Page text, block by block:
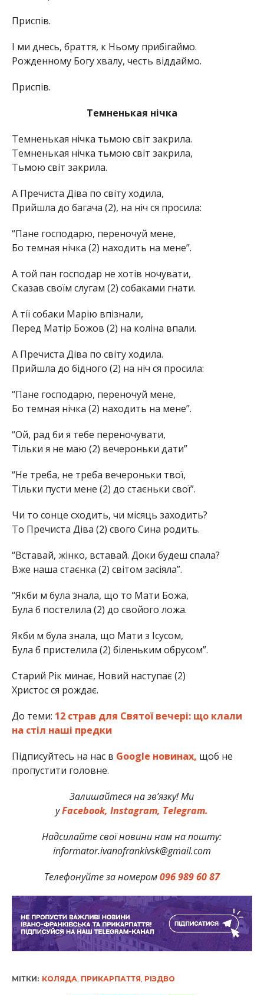
Приспів.
І ми днесь, браття, к Ньому прибігаймо.
Рожденному Богу хвалу, честь віддаймо.
Приспів.
Темненькая нічка
Темненькая нічка тьмою світ закрила.
Темненькая нічка тьмою світ закрила,
Тьмою світ закрила.
А Пречиста Діва по світу ходила,
Прийшла до багача (2), на ніч ся просила:
“Пане господарю, переночуй мене,
Бо темная нічка (2) находить на мене”.
А той пан господар не хотів ночувати,
Сказав своїм слугам (2) собаками гнати.
А тії собаки Марію впізнали,
Перед Матір Божов (2) на коліна впали.
А Пречиста Діва по світу ходила.
Прийшла до бідного (2) на ніч ся просила:
“Пане господарю, переночуй мене,
Бо темная нічка (2) находить на мене”.
“Ой, рад би я тебе переночувати,
Тільки я не маю (2) вечероньки дати”
“Не треба, не треба вечероньки твої,
Тільки пусти мене (2) до стаєньки свої”.
Чи то сонце сходить, чи місяць заходить?
То Пречиста Діва (2) свого Сина родить.
“Вставай, жінко, вставай. Доки будеш спала?
Вже наша стаєнка (2) світом засіяла”.
“Якби м була знала, що то Мати Божа,
Була б постелила (2) до свойого ложа.
Якби м була знала, що Мати з Ісусом,
Була б пристелила (2) біленьким обрусом”.
Старий Рік минає, Новий наступає (2)
Христос ся рождає.
До теми: 12 страв для Святої вечері: що клали
на стіл наші предки
Підписуйтесь на нас в Google новинах, щоб не
пропустити головне.
Залишайтеся на зв’язку! Ми
уFacebook, Instagram, Telegram.
Надсилайте свої новини нам на пошту:
informator.ivanofrankivsk@gmail.com
Телефонуйте за номером096 989 60 87
МІТКИ: КОЛЯДА ПРИКАРПАТТЯ РІЗДВО